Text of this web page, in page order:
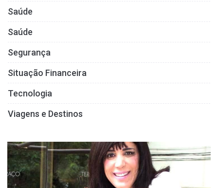
Saúde
Saúde
Segurança
Situação Financeira
Tecnologia
Viagens e Destinos